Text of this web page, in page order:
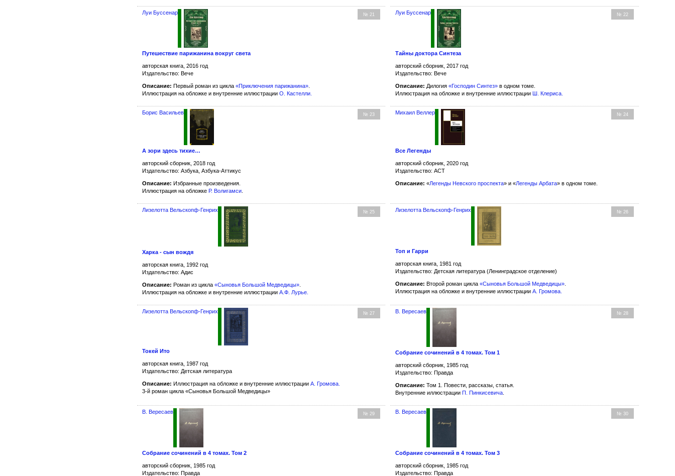
№ 21
Луи Буссенар
Путешествие парижанина вокруг света
авторская книга, 2016 год
Издательство: Вече
Описание: Первый роман из цикла «Приключения парижанина».
Иллюстрация на обложке и внутренние иллюстрации О. Кастелли.
№ 22
Луи Буссенар
Тайны доктора Синтеза
авторский сборник, 2017 год
Издательство: Вече
Описание: Дилогия«Господин Синтез» в одном томе.
Иллюстрация на обложке и внутренние иллюстрации Ш. Клериса.
№ 23
Борис Васильев
А зори здесь тихие…
авторский сборник, 2018 год
Издательство: Азбука, Азбука-Аттикус
Описание: Избранные произведения.
Иллюстрация на обложке Р. Волигамси.
№ 24
Михаил Веллер
Все Легенды
авторский сборник, 2020 год
Издательство: АСТ
Описание: «Легенды Невского проспекта» и «Легенды Арбата» в одном томе.
№ 25
Лизелотта Вельскопф-Генрих
Харка - сын вождя
авторская книга, 1992 год
Издательство: Адис
Описание: Роман из цикла «Сыновья Большой Медведицы».
Иллюстрация на обложке и внутренние иллюстрации А.Ф. Лурье.
№ 26
Лизелотта Вельскопф-Генрих
Топ и Гарри
авторская книга, 1981 год
Издательство: Детская литература (Ленинградское отделение)
Описание: Второй роман цикла«Сыновья Большой Медведицы»
Иллюстрация на обложке и внутренние иллюстрацииА. Громова
№ 27
Лизелотта Вельскопф-Генрих
Токей Ито
авторская книга, 1987 год
Издательство: Детская литература
Описание: Иллюстрация на обложке и внутренние иллюстрации А. Громова
3-й роман цикла «Сыновья Большой Медведицы»
№ 28
В. Вересаев
Собрание сочинений в 4 томах. Том 1
авторский сборник, 1985 год
Издательство: Правда
Описание: Том 1. Повести, рассказы, статья.
Внутренние иллюстрацииП. Пинкисевича
№ 29
В. Вересаев
Собрание сочинений в 4 томах. Том 2
авторский сборник, 1985 год
Издательство: Правда
№ 30
В. Вересаев
Собрание сочинений в 4 томах. Том 3
авторский сборник, 1985 год
Издательство: Правда